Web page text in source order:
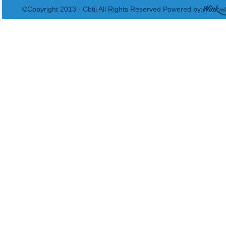
©Copyright 2013 - Cbtij All Rights Reserved Powered by: